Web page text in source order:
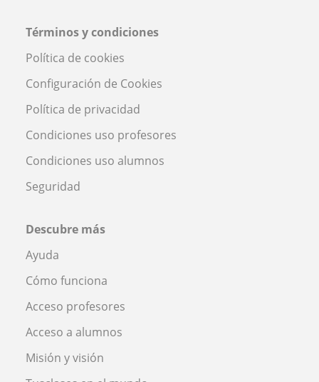
Términos y condiciones
Política de cookies
Configuración de Cookies
Política de privacidad
Condiciones uso profesores
Condiciones uso alumnos
Seguridad
Descubre más
Ayuda
Cómo funciona
Acceso profesores
Acceso a alumnos
Misión y visión